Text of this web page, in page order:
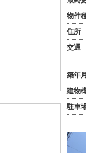
物件
住所
交通
築年
建物
駐車